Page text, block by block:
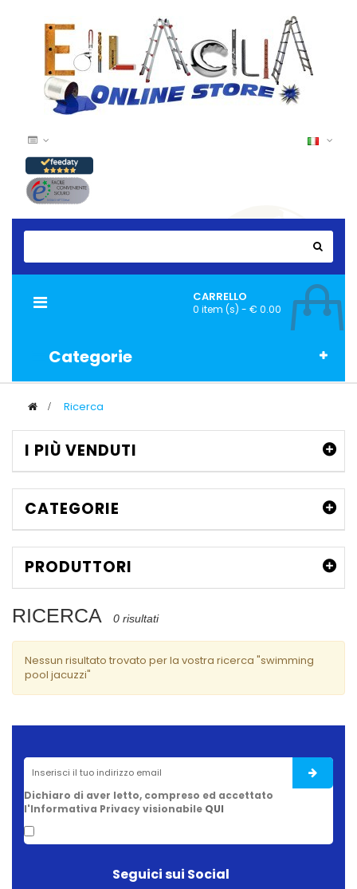
CARRELLO
0 item (s) - € 0.00
Categorie
Navigazione
> Ricerca
I PIÙ VENDUTI
CATEGORIE
PRODUTTORI
RICERCA 0 risultati
Nessun risultato trovato per la vostra ricerca "swimming
pool jacuzzi"
Dichiaro di aver letto, compreso ed accettato
l'Informativa Privacy visionabile QUI
Seguici sui Social